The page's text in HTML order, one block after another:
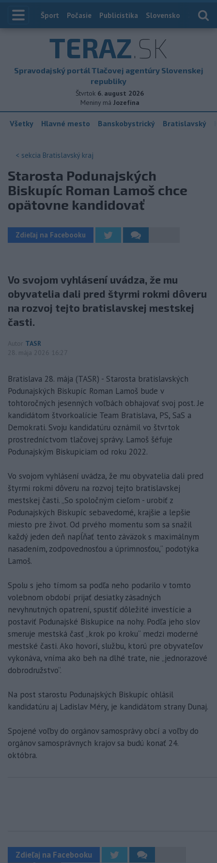
Index
Šport Počasie Publicistika Slovensko
TERAZ.SK
Spravodajský portál Tlačovej agentúry Slovenskej
republiky
Štvrtok 6. august 2026
Meniny má Jozefína
Všetky Hlavné mesto Banskobystrický Bratislavský
< sekcia Bratislavský kraj
Starosta Podunajských
Biskupíc Roman Lamoš chce
opätovne kandidovať
Zdieľaj na Facebooku
Vo svojom vyhlásení uvádza, že mu
obyvatelia dali pred štyrmi rokmi dôveru
na rozvoj tejto bratislavskej mestskej
časti.
Autor TASR
28. mája 2026 16:27
Bratislava 28. mája (TASR) - Starosta bratislavských
Podunajských Biskupíc Roman Lamoš bude v
tohtoročných jesenných voľbách obhajovať svoj post. Je
kandidátom štvorkoalície Team Bratislava, PS, SaS a
Demokrati. Svoju kandidatúru oznámil vo štvrtok
prostredníctvom tlačovej správy. Lamoš šéfuje
Podunajským Biskupiciam od roku 2022.
Vo svojom vyhlásení uvádza, že mu obyvatelia dali pred
štyrmi rokmi dôveru na rozvoj tejto bratislavskej
mestskej časti. „So spoločným cieľom - urobiť z
Podunajských Biskupíc sebavedomé, krajšie a lepšie
miesto pre život. Od prvého momentu som sa snažil
každý jeden deň napĺňať tento záväzok s maximálnym
nasadením, zodpovednosťou a úprimnosťou,“ podotýka
Lamoš.
Spolu s jeho tímom sa podľa neho podarilo v tomto
volebnom období prijať desiatky zásadných
nevyhnutných opatrení, spustiť dôležité investície a
postaviť Podunajské Biskupice na nohy. Podľa jeho slov
smeruje mestská časť „krok po kroku“ medzi moderné
mestské časti. Ako hovorí, službu, ktorú pre obyvateľov
vykonáva, vníma ako beh na dlhé trate, nie „jednorazové
dobrodružstvo“.
Na post starostu Podunajských Biskupíc ohlásil
kandidatúru aj Ladislav Méry, je kandidátom strany Dunaj.
Spojené voľby do orgánov samosprávy obcí a voľby do
orgánov samosprávnych krajov sa budú konať 24.
októbra.
Zdieľaj na Facebooku